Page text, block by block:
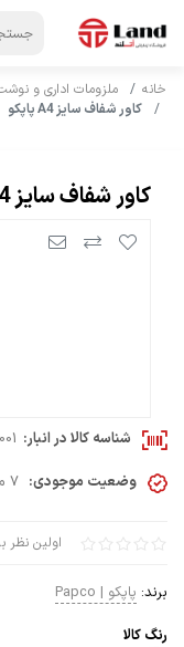
خانه ملزومات اداری و نوشت
کاور شفاف سایز A4 پاپکو
کاور شفاف سایز A4 پاپکو
اولین نظر
برند: پاپکو | Papco
رنگ كالا
شناسه کالا در انبار:
وضعیت موجودی: 7 موجود در انبار